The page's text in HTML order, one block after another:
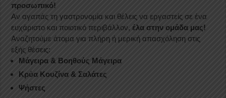
προσωπικό!
Αν αγαπάς τη γαστρονομία και θέλεις να εργαστείς σε ένα
ευχάριστο και ποιοτικό περιβάλλον, έλα στην ομάδα μας!
Αναζητούμε άτομα για πλήρη ή μερική απασχόληση στις
εξής θέσεις:
Μάγειρα & Βοηθούς Μάγειρα
Κρύα Κουζίνα & Σαλάτες
Ψήστες